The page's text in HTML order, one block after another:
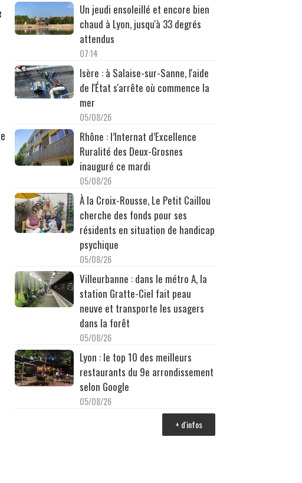
Un jeudi ensoleillé et encore bien
chaud à Lyon, jusqu'à 33 degrés
attendus
07:14
Isère : à Salaise-sur-Sanne, l'aide
de l'État s'arrête où commence la
mer
05/08/26
Rhône : l’Internat d’Excellence
Ruralité des Deux-Grosnes
inauguré ce mardi
05/08/26
À la Croix-Rousse, Le Petit Caillou
cherche des fonds pour ses
résidents en situation de handicap
psychique
05/08/26
Villeurbanne : dans le métro A, la
station Gratte-Ciel fait peau
neuve et transporte les usagers
dans la forêt
05/08/26
Lyon : le top 10 des meilleurs
restaurants du 9e arrondissement
selon Google
05/08/26
+ d'infos